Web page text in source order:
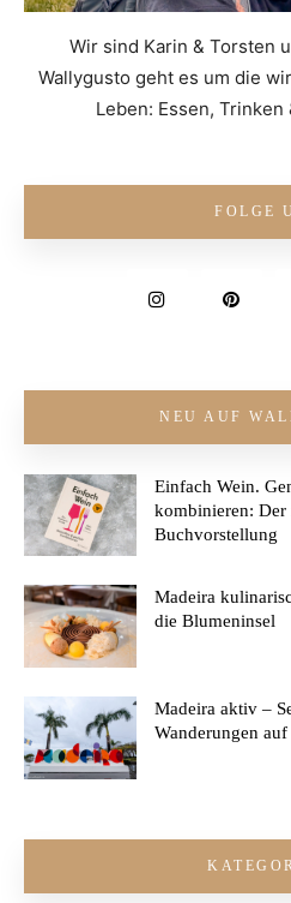
Wir sind Karin & Torsten
Wallygusto geht es um die
Leben: Essen,
FOLGE
NEU AUF
Einfach Wein.
kombinieren: Der
Buchvorstellung
Madeira
die Blumeninsel
Madeira aktiv –
Wanderungen